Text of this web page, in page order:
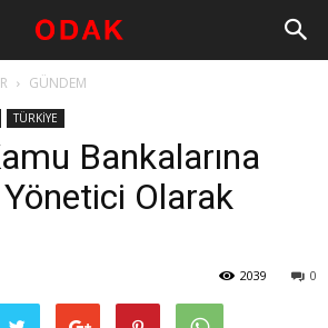
GÜNDEM
TÜRKİYE
Bankalarına
Olarak
0
2039